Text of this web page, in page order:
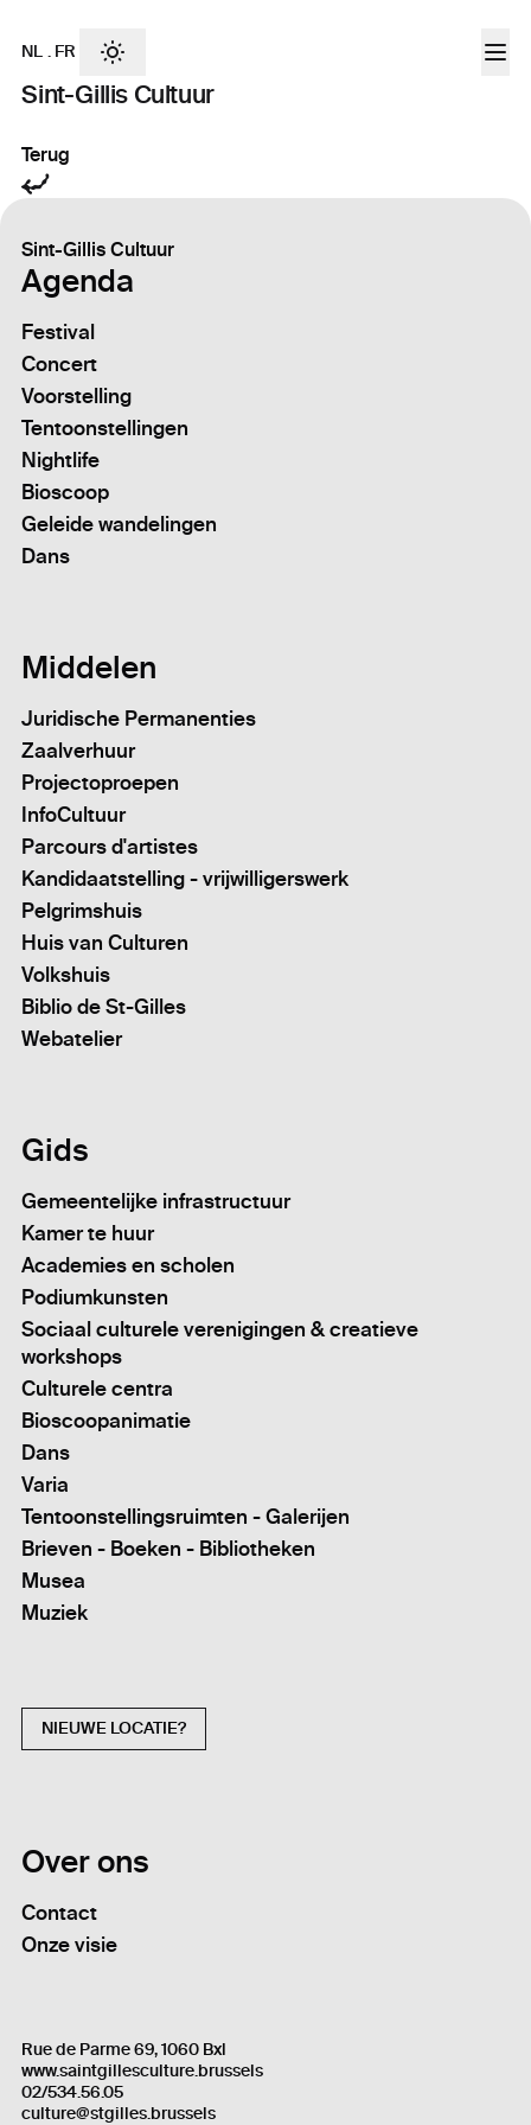
Sint-Gillis Cultuur
NL . FR
Terug
Sint-Gillis Cultuur
Agenda
Festival
Concert
Voorstelling
Tentoonstellingen
Nightlife
Bioscoop
Geleide wandelingen
Dans
Middelen
Juridische Permanenties
Zaalverhuur
Projectoproepen
InfoCultuur
Parcours d'artistes
Kandidaatstelling - vrijwilligerswerk
Pelgrimshuis
Huis van Culturen
Volkshuis
Biblio de St-Gilles
Webatelier
Gids
Gemeentelijke infrastructuur
Kamer te huur
Academies en scholen
Podiumkunsten
Sociaal culturele verenigingen & creatieve
workshops
Culturele centra
Bioscoopanimatie
Dans
Varia
Tentoonstellingsruimten - Galerijen
Brieven - Boeken - Bibliotheken
Musea
Muziek
NIEUWE LOCATIE?
Over ons
Contact
Onze visie
Rue de Parme 69, 1060 Bxl
www.saintgillesculture.brussels
02/534.56.05
culture@stgilles.brussels